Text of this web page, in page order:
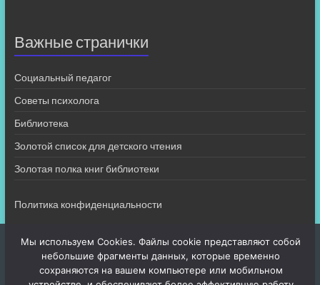
Важные странички
Социальный педагог
Советы психолога
Библиотека
Золотой список для детского чтения
Золотая полка книг библиотеки
Политика конфиденциальности
Мы используем Cookies. Файлы cookie представляют собой
небольшие фрагменты данных, которые временно
сохраняются на вашем компьютере или мобильном